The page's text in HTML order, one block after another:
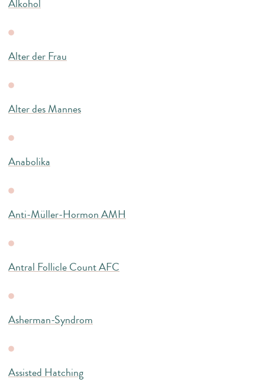
Alkohol
Alter der Frau
Alter des Mannes
Anabolika
Anti-Müller-Hormon AMH
Antral Follicle Count AFC
Asherman-Syndrom
Assisted Hatching